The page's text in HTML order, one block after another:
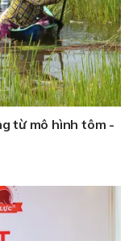
từ mô hình tôm -